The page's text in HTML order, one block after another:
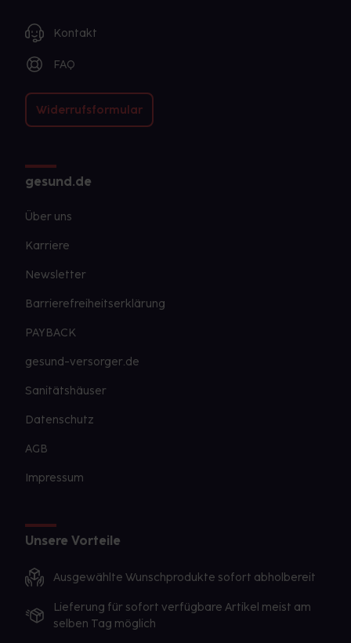
Kontakt
FAQ
Widerrufsformular
gesund.de
Über uns
Karriere
Newsletter
Barrierefreiheitserklärung
PAYBACK
gesund-versorger.de
Sanitätshäuser
Datenschutz
AGB
Impressum
Unsere Vorteile
Ausgewählte Wunschprodukte sofort abholbereit
Lieferung für sofort verfügbare Artikel meist am
selben Tag möglich